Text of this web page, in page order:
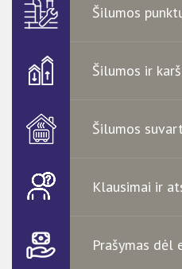
Šilumos
Šilumos ir
Šilumos
Klausimai ir
Prašymas dėl